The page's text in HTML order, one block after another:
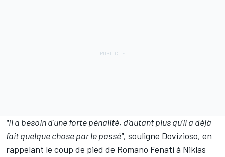
"Il a besoin d'une forte pénalité, d'autant plus qu'il a déjà
fait quelque chose par le passé", souligne Dovizioso, en
rappelant le coup de pied de Romano Fenati à Niklas